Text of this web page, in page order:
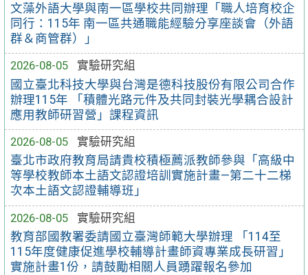
文藻外語大學與南一區學校共同辦理「職人培育校企
同行：115年 南一區共通職能經驗分享座談會（外語
群＆商管群）」
2026-08-05
實驗研究組
國立臺北科技大學與台灣是德科技股份有限公司合作
辦理115年 「積體光路元件及共同封裝光學耦合設計
應用教師研習營」課程資訊
2026-08-05
實驗研究組
臺北市政府教育局請貴校積極薦派教師參與「高級中
等學校教師本土語文認證培訓實施計畫—第二十二梯
次本土語文認證輔導班」
2026-08-05
實驗研究組
教育部國教署委請國立臺灣師範大學辦理 「114至
115年度健康促進學校輔導計畫師資專業成長研習」
實施計畫1份，請鼓勵相關人員踴躍報名參加